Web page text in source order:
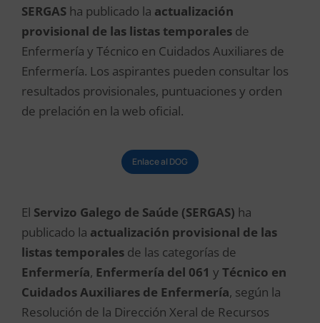
SERGAS ha publicado la actualización
provisional de las listas temporales de
Enfermería y Técnico en Cuidados Auxiliares de
Enfermería. Los aspirantes pueden consultar los
resultados provisionales, puntuaciones y orden
de prelación en la web oficial.
Enlace al DOG
El Servizo Galego de Saúde (SERGAS) ha
publicado la actualización provisional de las
listas temporales de las categorías de
Enfermería, Enfermería del 061 y Técnico en
Cuidados Auxiliares de Enfermería, según la
Resolución de la Dirección Xeral de Recursos